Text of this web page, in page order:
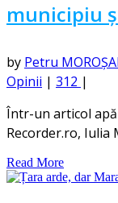
municipiu
by Petru
Opinii | 312 |
Într-un articol
Recorder.ro, Iulia
Read More